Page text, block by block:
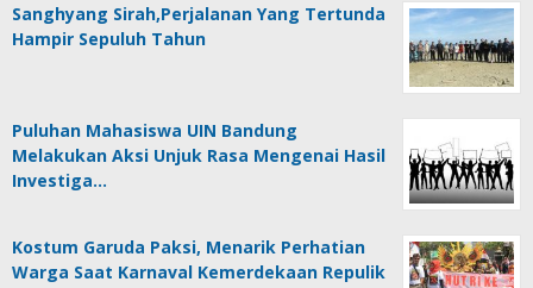
Sanghyang Sirah,Perjalanan Yang Tertunda
Hampir Sepuluh Tahun
Puluhan Mahasiswa UIN Bandung
Melakukan Aksi Unjuk Rasa Mengenai Hasil
Investiga…
Kostum Garuda Paksi, Menarik Perhatian
Warga Saat Karnaval Kemerdekaan Repulik